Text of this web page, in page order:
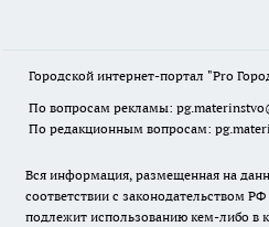
Городской интернет-портал "Pro
По вопросам рекламы:
По редакционным вопросам:
Вся информация, размещенная на
соответствии с законодательством
подлежит использованию кем-либо в